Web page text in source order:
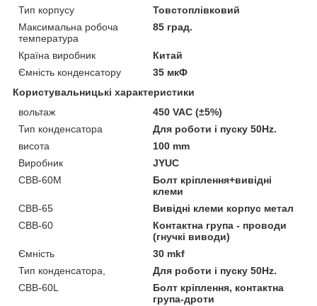
Тип корпусу
Товстоплівковий
Максимальна робоча
температура
85 град.
Країна виробник
Китай
Ємність конденсатору
35 мкФ
Користувальницькі характеристики
вольтаж
450 VAC (±5%)
Тип конденсатора
Для роботи і пуску 50Hz.
висота
100 mm
Виробник
JYUC
CBB-60М
Болт кріплення+вивідні
клеми
CBB-65
Вивідні клеми корпус метал
CBB-60
Контактна група - проводи
(гнучкі виводи)
Ємність
30 mkf
Тип конденсатора,
Для роботи і пуску 50Hz.
CBB-60L
Болт кріплення, контактна
група-дроти